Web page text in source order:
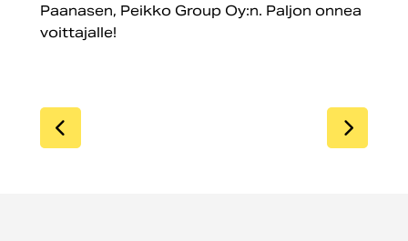
Paanasen, Peikko Group Oy:n. Paljon onnea
voittajalle!